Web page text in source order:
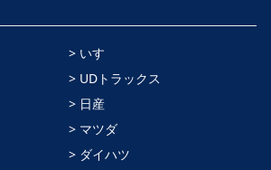
> いすゞ
> UDトラックス
> 日産
> マツダ
> ダイハツ